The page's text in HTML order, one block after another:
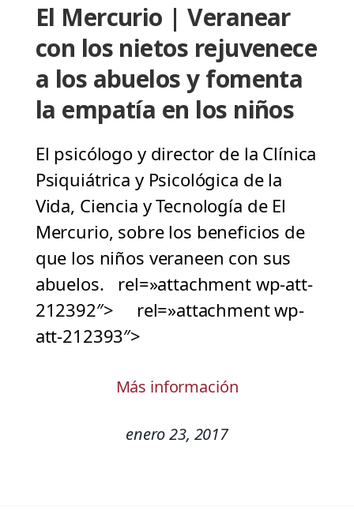
El Mercurio | Veranear
con los nietos rejuvenece
a los abuelos y fomenta
la empatía en los niños
El psicólogo y director de la Clínica
Psiquiátrica y Psicológica de la
Vida, Ciencia y Tecnología de El
Mercurio, sobre los beneficios de
que los niños veraneen con sus
abuelos. rel=»attachment wp-att-
212392″> rel=»attachment wp-
att-212393″>
Más información
enero 23, 2017